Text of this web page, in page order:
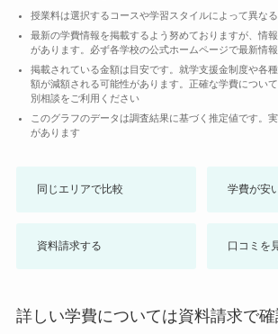
授業料は選択するコースや学習スタイルによって異な
最新の学費情報を掲載するよう努めておりますが、情
があります。必ず各学校の公式ホームページで最新情
掲載されている金額は目安です。就学支援金制度や各
額が減額される可能性があります。正確な学費につい
別相談をご利用ください
このグラフのデータは調査結果に基づく推定値です。
があります
同じエリアで比較 学費が安
資料請求する 口コミを
詳しい学費については資料請求で